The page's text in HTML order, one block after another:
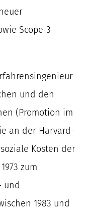
Scope-3-
und den
(Promotion im
an der Harvard-
Kosten der
zum
und
1983 und